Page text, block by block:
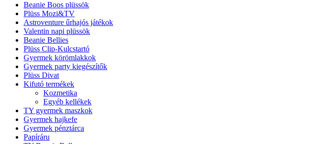
Beanie Boos plüssök
Plüss Mozi&TV
Astroventure űrhajós játékok
Valentin napi plüssök
Beanie Bellies
Plüss Clip-Kulcstartó
Gyermek körömlakkok
Gyermek party kiegészítők
Plüss Divat
Kifutó termékek
Kozmetika
Egyéb kellékek
TY gyermek maszkok
Gyermek hajkefe
Gyermek pénztárca
Papíráru